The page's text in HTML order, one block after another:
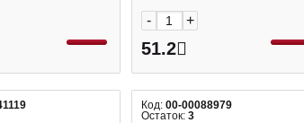
- +
51.2
Код: 00-00088979
Остаток: 3